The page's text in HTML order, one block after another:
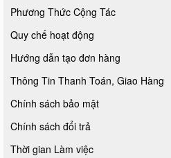
Phương Thức Cộng Tác
Quy chế hoạt động
Hướng dẫn tạo đơn hàng
Thông Tin Thanh Toán, Giao Hàng
Chính sách bảo mật
Chính sách đổi trả
Thời gian Làm việc